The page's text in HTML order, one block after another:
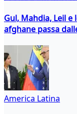
Gul, Mahdia, Leil
afghane passa
America Latina